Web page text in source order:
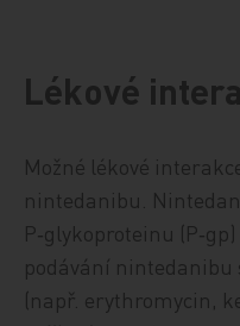
Lékové
Možné lékové
nintedanibu.
P‑glykoproteinu
podávání
(např. erythromycin,